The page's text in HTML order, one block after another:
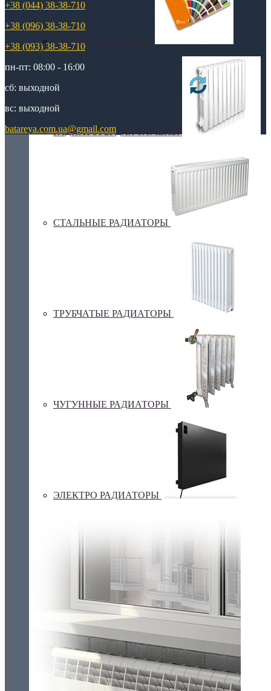
Покраска оборудования
РАДИАТОРЫ ДЛЯ ЗАМЕНЫ
СТАЛЬНЫЕ РАДИАТОРЫ
ТРУБЧАТЫЕ РАДИАТОРЫ
ЧУГУННЫЕ РАДИАТОРЫ
ЭЛЕКТРО РАДИАТОРЫ
+38 (044) 38-38-710
+38 (096) 38-38-710
+38 (093) 38-38-710
пн-пт: 08:00 - 16:00
сб: выходной
вс: выходной
batareya.com.ua@gmail.com